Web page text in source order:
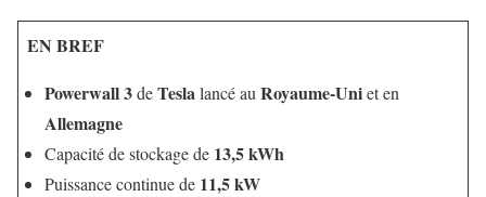
EN BREF
Powerwall 3deTeslalancé au Royaume-Uniet en
Allemagne
Capacité de stockage de 13,5 kWh
Puissance continue de 11,5 kW